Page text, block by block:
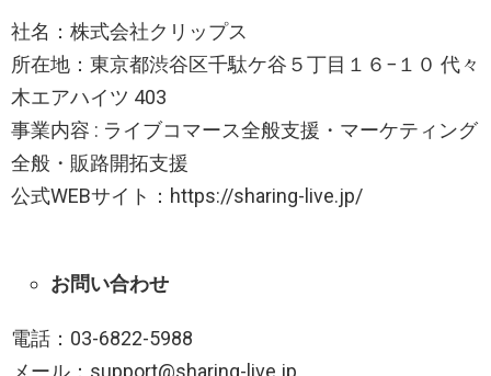
社名：株式会社クリップス
所在地：東京都渋谷区千駄ケ谷５丁目１６−１０ 代々
木エアハイツ 403
事業内容 : ライブコマース全般支援・マーケティング
全般・販路開拓支援
公式WEBサイト：https://sharing-live.jp/
お問い合わせ
電話：03-6822-5988
メール：support@sharing-live.jp